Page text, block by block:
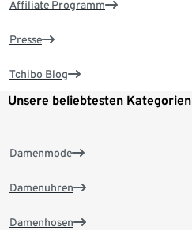
Affiliate Programm
Presse
Tchibo Blog
Unsere beliebtesten Kategorien
Damenmode
Damenuhren
Damenhosen